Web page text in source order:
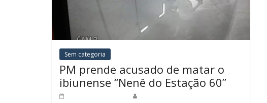
Sem categoria
PM prende acusado de matar o
ibiunense “Nenê do Estação 60”